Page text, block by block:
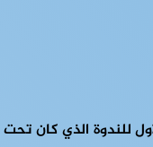
للندوة الذي كان